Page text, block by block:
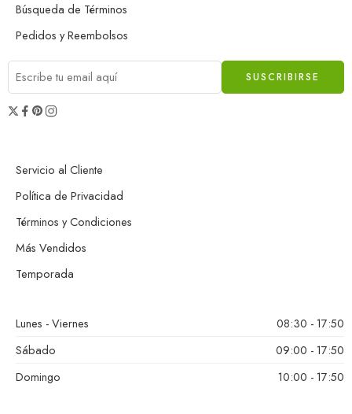
Búsqueda de Términos
Pedidos y Reembolsos
Servicio al Cliente
Política de Privacidad
Términos y Condiciones
Más Vendidos
Temporada
Lunes - Viernes
08:30 - 17:50
Sábado
09:00 - 17:50
Domingo
10:00 - 17:50